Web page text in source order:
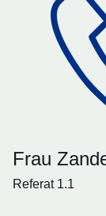
Frau
Referat 1.1